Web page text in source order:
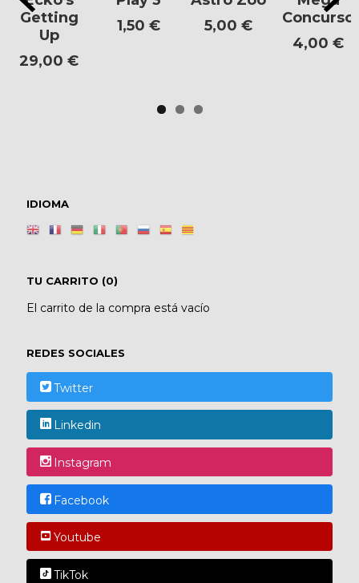
IDIOMA
TU CARRITO (0)
El carrito de la compra está vacío
REDES SOCIALES
Twitter
Linkedin
Instagram
Facebook
Youtube
TikTok
Getting
Up
29,00 €
1,50 €
5,00 €
Concurso
4,00 €